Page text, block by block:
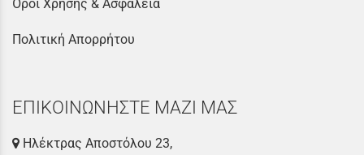
Όροι Χρήσης & Ασφάλεια
Πολιτική Απορρήτου
ΕΠΙΚΟΙΝΩΝΗΣΤΕ ΜΑΖΙ ΜΑΣ
Ηλέκτρας Αποστόλου 23,